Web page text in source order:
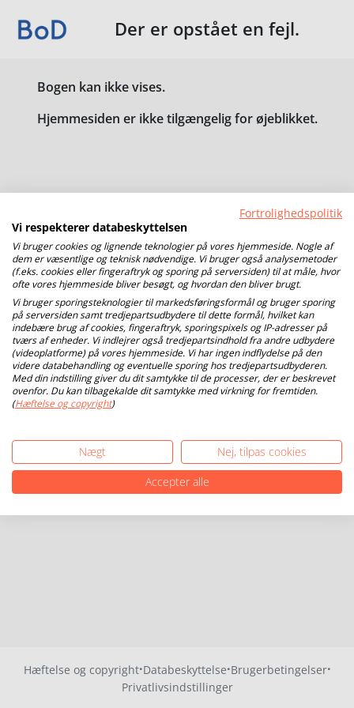
Der er opstået en fejl.
Bogen kan ikke vises.
Hjemmesiden er ikke tilgængelig for øjeblikket.
Hæftelse og copyright·Databeskyttelse·Brugerbetingelser·
Privatlivsindstillinger
Fortrolighedspolitik
Vi respekterer databeskyttelsen
Vi bruger cookies og lignende teknologier på vores hjemmeside. Nogle af
dem er væsentlige og teknisk nødvendige. Vi bruger også analysemetoder
(f.eks. cookies eller fingeraftryk og sporing på serversiden) til at måle, hvor
ofte vores hjemmeside bliver besøgt, og hvordan den bliver brugt.
Vi bruger sporingsteknologier til markedsføringsformål og bruger sporing
på serversiden samt tredjepartsudbydere til dette formål, hvilket kan
indebære brug af cookies, fingeraftryk, sporingspixels og IP-adresser på
tværs af enheder. Vi indlejrer også tredjepartsindhold fra andre udbydere
(videoplatforme) på vores hjemmeside. Vi har ingen indflydelse på den
videre databehandling og eventuelle sporing hos tredjepartsudbyderen.
Med din indstilling giver du dit samtykke til de processer, der er beskrevet
ovenfor. Du kan tilbagekalde dit samtykke med virkning for fremtiden.
(Hæftelse og copyright)
Nægt
Nej, tilpas cookies
Accepter alle